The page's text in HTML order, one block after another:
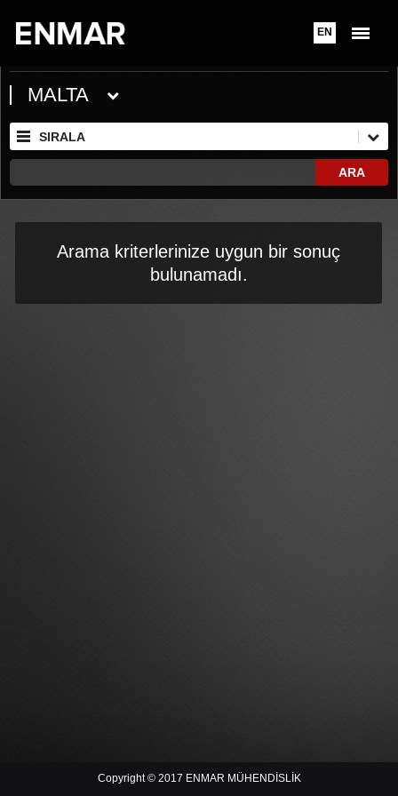
EN
MALTA
SIRALA
ARA
Arama kriterlerinize uygun bir sonuç
bulunamadı.
Copyright © 2017 ENMAR MÜHENDİSLİK